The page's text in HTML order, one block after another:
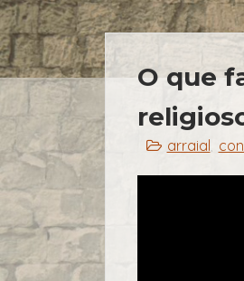
O que
arraial